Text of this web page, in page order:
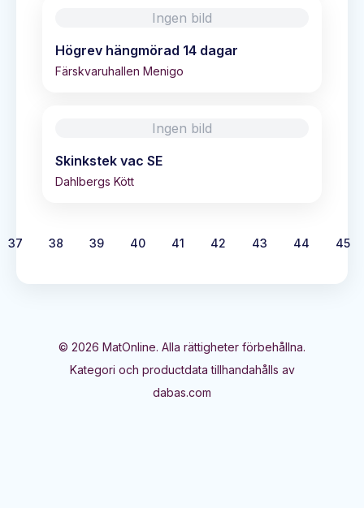
Ingen bild
Högrev hängmörad 14 dagar
Färskvaruhallen Menigo
Ingen bild
Skinkstek vac SE
Dahlbergs Kött
37 38 39 40 41 42 43 44 45
© 2026 MatOnline. Alla rättigheter förbehållna.
Kategori och productdata tillhandahålls av
dabas.com